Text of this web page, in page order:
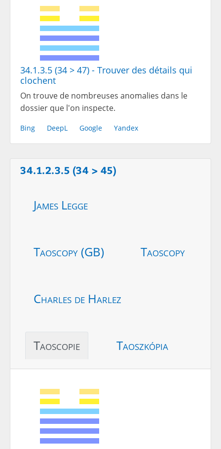
34.1.3.5 (34 > 47) - Trouver des détails qui
clochent
On trouve de nombreuses anomalies dans le
dossier que l'on inspecte.
Bing DeepL Google Yandex
34.1.2.3.5 (34 > 45)
James Legge
Taoscopy (GB) Taoscopy
Charles de Harlez
Taoscopie Taoszkópia